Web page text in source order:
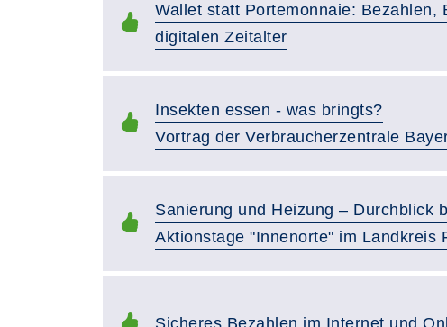
Wallet statt Portemonnaie: Bezahlen,
digitalen Zeitalter
Insekten essen - was bringts?
Vortrag der Verbraucherzentrale
Sanierung und Heizung – Durchblick
Aktionstage "Innenorte" im Landkreis
Sicheres Bezahlen im Internet und